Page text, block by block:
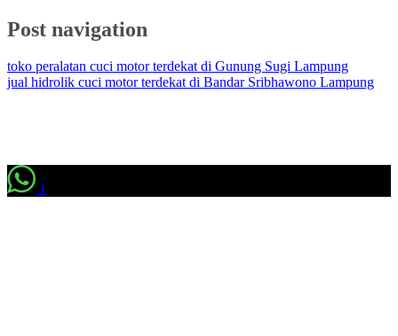
Post navigation
toko peralatan cuci motor terdekat di Gunung Sugi Lampung
jual hidrolik cuci motor terdekat di Bandar Sribhawono Lampung
1